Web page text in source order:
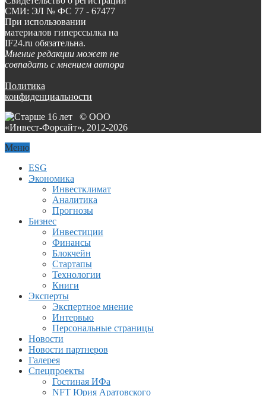
СМИ: ЭЛ № ФС 77 - 67477
При использовании
материалов гиперссылка на
IF24.ru обязательна.
Мнение редакции может не
совпадать с мнением автора
Политика
конфиденциальности
© ООО
«Инвест-Форсайт», 2012-2026
Меню
ESG
Экономика
Инвестклимат
Аналитика
Прогнозы
Бизнес
Инвестиции
Финансы
Блокчейн
Стартапы
Технологии
Книги
Эксперты
Экспертное мнение
Интервью
Персональные страницы
Новости
Новости партнеров
Галерея
Спецпроекты
Гостиная ИФа
NFT Юрия Аратовского